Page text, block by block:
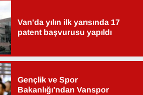
Van'da yılın ilk yarısında 17
patent başvurusu yapıldı
Gençlik ve Spor
Bakanlığı'ndan Vanspor